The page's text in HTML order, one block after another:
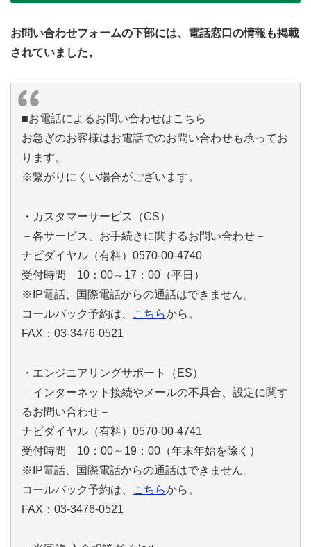
お問い合わせフォームの下部には、電話窓口の情報も掲載
されていました。
■お電話によるお問い合わせはこちら
お急ぎのお客様はお電話でのお問い合わせも承ってお
ります。
※繋がりにくい場合がございます。
・カスタマーサービス（CS）
－各サービス、お手続きに関するお問い合わせ－
ナビダイヤル（有料）0570-00-4740
受付時間 10：00～17：00（平日）
※IP電話、国際電話からの通話はできません。
コールバック予約は、
こちらから。
FAX：03-3476-0521
・エンジニアリングサポート（ES）
－インターネット接続やメールの不具合、設定に関す
るお問い合わせ－
ナビダイヤル（有料）0570-00-4741
受付時間 10：00～19：00（年末年始を除く）
※IP電話、国際電話からの通話はできません。
コールバック予約は、
こちらから。
FAX：03-3476-0521